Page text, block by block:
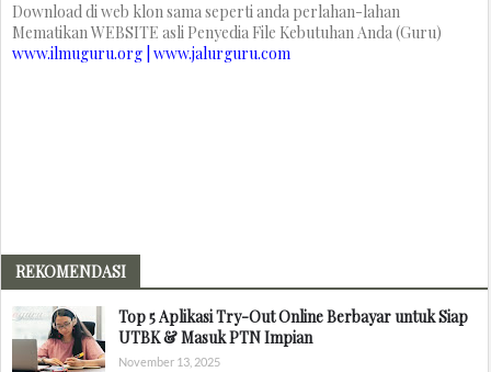
Download di web klon sama seperti anda perlahan-lahan
Mematikan WEBSITE asli Penyedia File Kebutuhan Anda (Guru)
www.ilmuguru.org | www.jalurguru.com
REKOMENDASI
Top 5 Aplikasi Try-Out Online Berbayar untuk Siap
UTBK & Masuk PTN Impian
November 13, 2025